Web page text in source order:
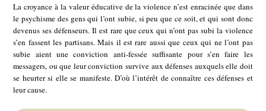
La croyance à la valeur éducative de la violence n’est enracinée que dans
le psychisme des gens qui l’ont subie, si peu que ce soit, et qui sont donc
devenus ses défenseurs. Il est rare que ceux qui n’ont pas subi la violence
s’en fassent les partisans. Mais il est rare aussi que ceux qui ne l’ont pas
subie aient une conviction anti-fessée suffisante pour s’en faire les
messagers, ou que leur conviction survive aux défenses auxquels elle doit
se heurter si elle se manifeste. D’où l’intérêt de connaître ces défenses et
leur cause.